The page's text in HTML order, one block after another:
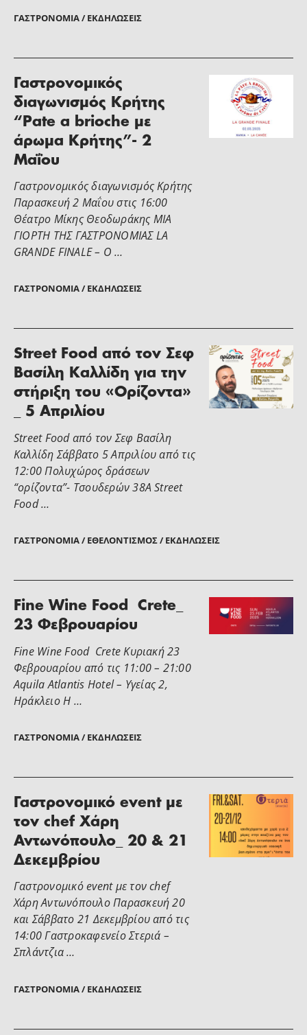
ΓΑΣΤΡΟΝΟΜΊΑ / ΕΚΔΗΛΏΣΕΙΣ
ΓΑΣΤΡΟΝΟΜΊΑ / ΕΚΔΗΛΏΣΕΙΣ
Γαστρονομικός
διαγωνισμός Κρήτης
“Pate a brioche με
άρωμα Κρήτης”- 2
Μαΐου
Γαστρονομικός διαγωνισμός Κρήτης
Παρασκευή 2 Μαΐου στις 16:00
Θέατρο Μίκης Θεοδωράκης ΜΙΑ
ΓΙΟΡΤΗ ΤΗΣ ΓΑΣΤΡΟΝΟΜΙΑΣ LA
GRANDE FINALE – Ο …
ΓΑΣΤΡΟΝΟΜΊΑ / ΕΘΕΛΟΝΤΙΣΜΌΣ / ΕΚΔΗΛΏΣΕΙΣ
Street Food από τον Σεφ
Βασίλη Καλλίδη για την
στήριξη του «Ορίζοντα»
_ 5 Απριλίου
Street Food από τον Σεφ Βασίλη
Καλλίδη Σάββατο 5 Απριλίου από τις
12:00 Πολυχώρος δράσεων
“ορίζοντα”- Τσουδερών 38Α Street
Food …
ΓΑΣΤΡΟΝΟΜΊΑ / ΕΚΔΗΛΏΣΕΙΣ
Fine Wine Food Crete_
23 Φεβρουαρίου
Fine Wine Food Crete Κυριακή 23
Φεβρουαρίου από τις 11:00 – 21:00
Aquila Atlantis Hotel – Υγείας 2,
Ηράκλειο Η …
ΓΑΣΤΡΟΝΟΜΊΑ / ΕΚΔΗΛΏΣΕΙΣ
Γαστρονομικό event με
τον chef Χάρη
Αντωνόπουλο_ 20 & 21
Δεκεμβρίου
Γαστρονομικό event με τον chef
Χάρη Αντωνόπουλο Παρασκευή 20
και Σάββατο 21 Δεκεμβρίου από τις
14:00 Γαστροκαφενείο Στεριά –
Σπλάντζια …